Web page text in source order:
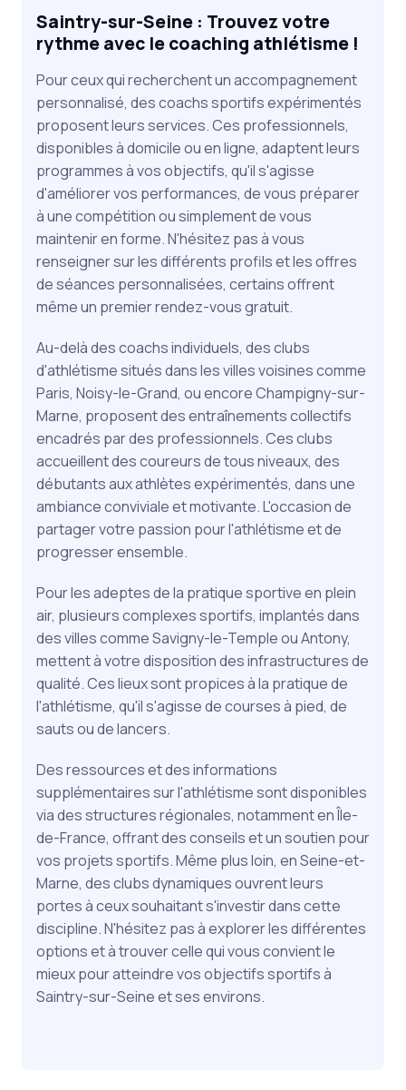
Saintry-sur-Seine : Trouvez votre
rythme avec le coaching athlétisme !
Pour ceux qui recherchent un accompagnement
personnalisé, des coachs sportifs expérimentés
proposent leurs services. Ces professionnels,
disponibles à domicile ou en ligne, adaptent leurs
programmes à vos objectifs, qu'il s'agisse
d'améliorer vos performances, de vous préparer
à une compétition ou simplement de vous
maintenir en forme. N'hésitez pas à vous
renseigner sur les différents profils et les offres
de séances personnalisées, certains offrent
même un premier rendez-vous gratuit.
Au-delà des coachs individuels, des clubs
d'athlétisme situés dans les villes voisines comme
Paris, Noisy-le-Grand, ou encore Champigny-sur-
Marne, proposent des entraînements collectifs
encadrés par des professionnels. Ces clubs
accueillent des coureurs de tous niveaux, des
débutants aux athlètes expérimentés, dans une
ambiance conviviale et motivante. L'occasion de
partager votre passion pour l'athlétisme et de
progresser ensemble.
Pour les adeptes de la pratique sportive en plein
air, plusieurs complexes sportifs, implantés dans
des villes comme Savigny-le-Temple ou Antony,
mettent à votre disposition des infrastructures de
qualité. Ces lieux sont propices à la pratique de
l'athlétisme, qu'il s'agisse de courses à pied, de
sauts ou de lancers.
Des ressources et des informations
supplémentaires sur l'athlétisme sont disponibles
via des structures régionales, notamment en Île-
de-France, offrant des conseils et un soutien pour
vos projets sportifs. Même plus loin, en Seine-et-
Marne, des clubs dynamiques ouvrent leurs
portes à ceux souhaitant s'investir dans cette
discipline. N'hésitez pas à explorer les différentes
options et à trouver celle qui vous convient le
mieux pour atteindre vos objectifs sportifs à
Saintry-sur-Seine et ses environs.